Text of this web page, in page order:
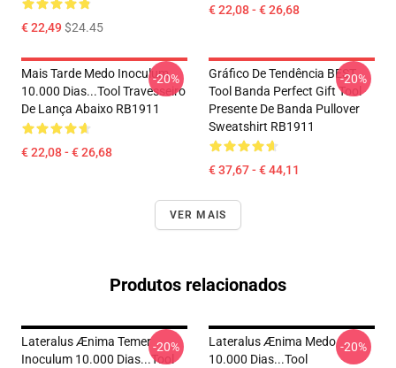
€ 22,49$24.45
€ 22,08 - € 26,68
Mais Tarde Medo Inoculum
10.000 Dias...tool Travesseiro
De Lança Abaixo RB1911
€ 22,08 - € 26,68
-20%
Gráfico De Tendência BEST
Tool Banda Perfect Gift Tool
Presente De Banda Pullover
Sweatshirt RB1911
€ 37,67 - € 44,11
-20%
VER MAIS
Produtos relacionados
Lateralus Ænima Temer
Inoculum 10.000 Dias...tool
-20%
Lateralus Ænima Medo
10.000 Dias...tool
-20%